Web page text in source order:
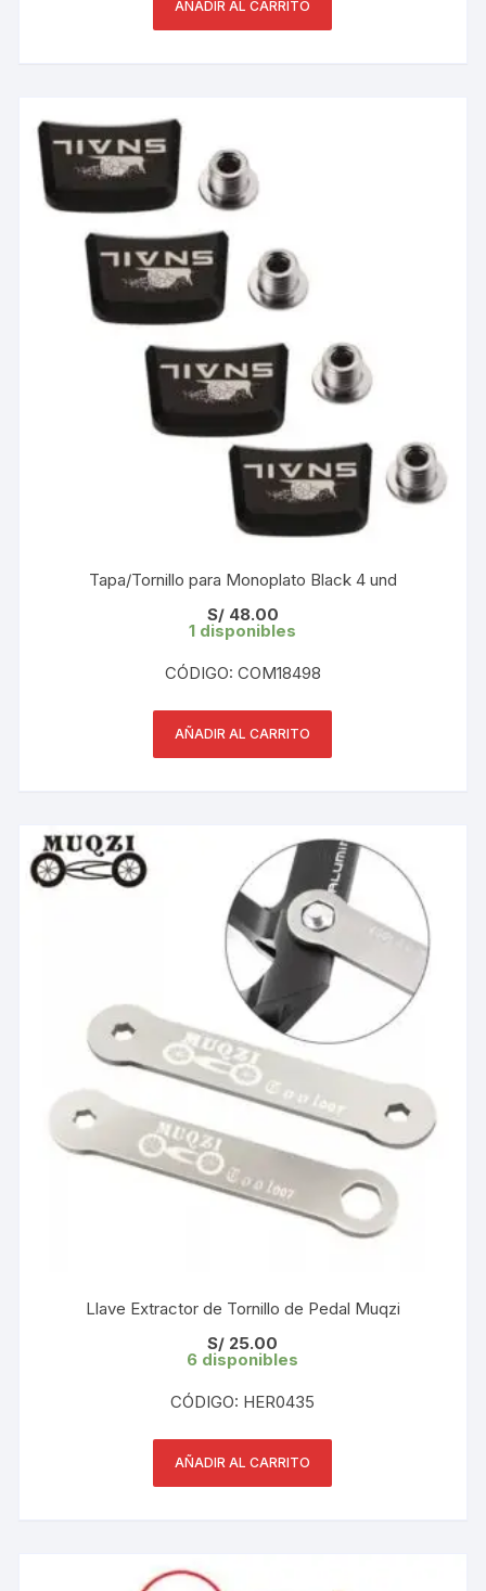
AÑADIR AL CARRITO
Tapa/Tornillo para Monoplato Black 4 und
S/48.00
1 disponibles
CÓDIGO: COM18498
AÑADIR AL CARRITO
Llave Extractor de Tornillo de Pedal Muqzi
S/ 25.00
6 disponibles
CÓDIGO: HER0435
AÑADIR AL CARRITO